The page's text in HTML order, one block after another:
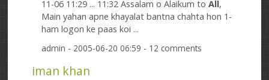
11-06 11:29 ... 11:32 Assalam o Alaikum toAll,
Main yahan apne khayalat bantna chahta hon 1-
ham logon ke paas koi ...
admin - 2005-06-20 06:59 - 12 comments
iman khan